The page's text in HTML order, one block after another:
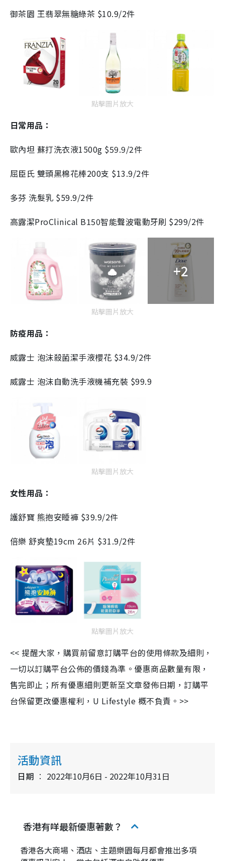
御茶園 王翡翠無糖綠茶 $10.9/2件
點擊圖片放大
日常用品：
歐內坦 蘇打洗衣液1500g $59.9/2件
屈臣氏 雙頭黑棉花棒200支 $13.9/2件
多芬 洗髮乳 $59.9/2件
高露潔ProClinical B150智能聲波電動牙刷 $299/2件
+2
點擊圖片放大
防疫用品：
威露士 泡沫殺菌潔手液櫻花 $34.9/2件
威露士 泡沫自動洗手液機補充裝 $99.9
點擊圖片放大
女性用品：
護舒寶 熊抱安睡褲 $39.9/2件
倍樂 舒爽墊19cm 26片 $31.9/2件
點擊圖片放大
<< 提醒大家，購買前留意訂購平台的使用條款及細則，
一切以訂購平台公佈的價錢為準。優惠商品數量有限，
售完即止；所有優惠細則更新至文章發佈日期，訂購平
台保留更改優惠權利，U Lifestyle 概不負責。>>
活動資訊
日期 2022年10月6日 - 2022年10月31日
香港有咩最新優惠著數？
香港各大商場、酒店、主題樂園每月都會推出多項